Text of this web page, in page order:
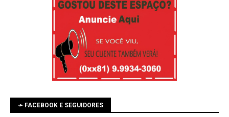
➛ FACEBOOK E SEGUIDORES